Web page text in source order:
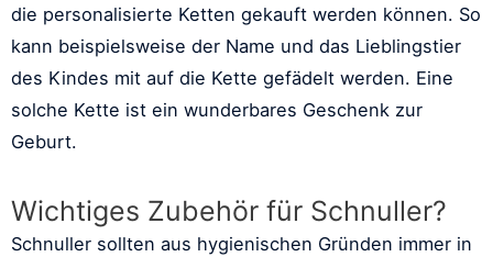
die personalisierte Ketten gekauft werden können. So
kann beispielsweise der Name und das Lieblingstier
des Kindes mit auf die Kette gefädelt werden. Eine
solche Kette ist ein wunderbares Geschenk zur
Geburt.
Wichtiges Zubehör für Schnuller?
Schnuller sollten aus hygienischen Gründen immer in